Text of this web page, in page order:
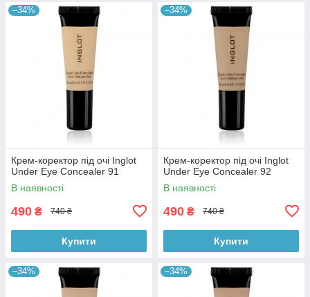
–34%
Крем-коректор під очі Inglot
Under Eye Concealer 91
В наявності
490 ₴ 740 ₴
Купити
–34%
Крем-коректор під очі Inglot
Under Eye Concealer 92
В наявності
490 ₴ 740 ₴
Купити
–34% –34%